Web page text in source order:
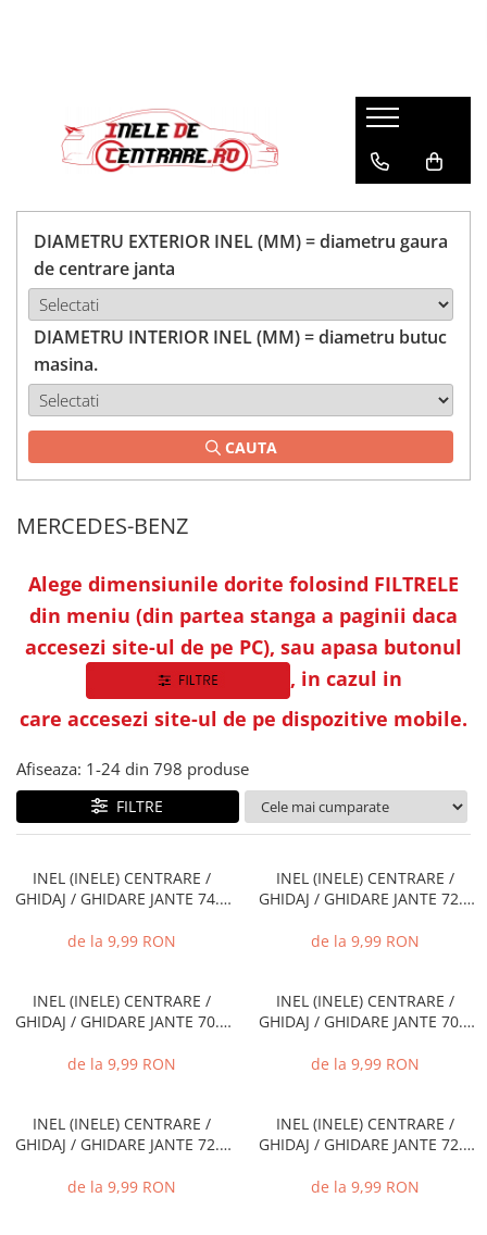
DIAMETRU EXTERIOR INEL (MM) = diametru gaura
de centrare janta
DIAMETRU INTERIOR INEL (MM) = diametru butuc
masina.
CAUTA
MERCEDES-BENZ
Alege dimensiunile dorite folosind FILTRELE
din meniu (din partea stanga a paginii daca
accesezi site-ul de pe PC), sau apasa butonul
, in cazul in
care accesezi site-ul de pe dispozitive mobile.
Afiseaza: 1-24 din 798 produse
FILTRE
INEL (INELE) CENTRARE /
GHIDAJ / GHIDARE JANTE 74.1
de la 9,99 RON
INEL (INELE) CENTRARE /
GHIDAJ / GHIDARE JANTE 72.0
de la 9,99 RON
INEL (INELE) CENTRARE /
GHIDAJ / GHIDARE JANTE 70.1
de la 9,99 RON
INEL (INELE) CENTRARE /
GHIDAJ / GHIDARE JANTE 70.1
de la 9,99 RON
INEL (INELE) CENTRARE /
GHIDAJ / GHIDARE JANTE 72.6
de la 9,99 RON
INEL (INELE) CENTRARE /
GHIDAJ / GHIDARE JANTE 72.6
de la 9,99 RON